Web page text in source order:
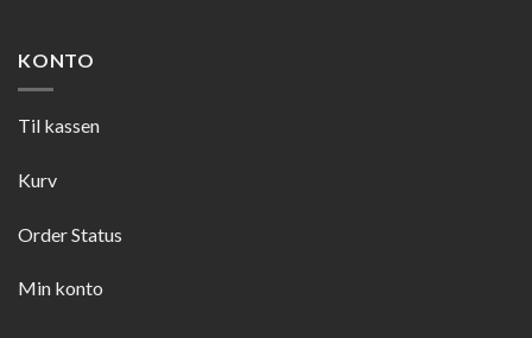
KONTO
Til kassen
Kurv
Order Status
Min konto